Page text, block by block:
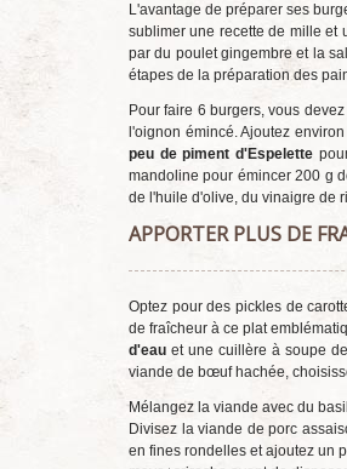
L'avantage de préparer ses
sublimer une recette de mille et
par du poulet gingembre et la
étapes de la préparation des
Pour faire 6 burgers, vous
l'oignon émincé. Ajoutez
peu de piment d'Espelette
mandoline pour émincer 200 g
de l'huile d'olive, du vinaigre de
APPORTER PLUS DE
Optez pour des pickles de
de fraîcheur à ce plat
d'eau et une cuillère à soupe
viande de bœuf hachée,
Mélangez la viande avec du
Divisez la viande de porc
en fines rondelles et ajoutez un